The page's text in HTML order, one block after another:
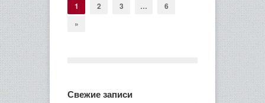
1 2 3 …
6
»
Свежие записи